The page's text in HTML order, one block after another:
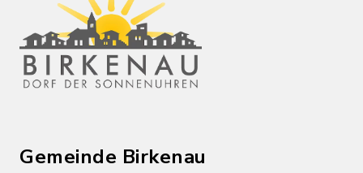
Gemeinde Birkenau